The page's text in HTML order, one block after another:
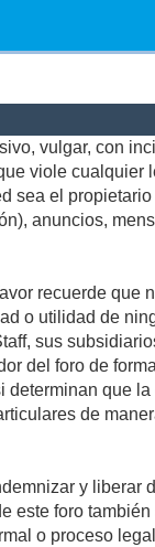
vulgar, con
viole cualquier
sea el
anuncios,
recuerde que
o utilidad de
sus
del foro de
que
de
y liberar
este foro
o proceso